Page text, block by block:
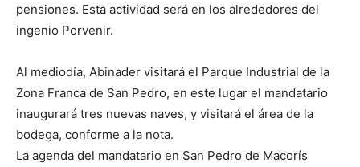
pensiones. Esta actividad será en los alrededores del
ingenio Porvenir.
Al mediodía, Abinader visitará el Parque Industrial de la
Zona Franca de San Pedro, en este lugar el mandatario
inaugurará tres nuevas naves, y visitará el área de la
bodega, conforme a la nota.
La agenda del mandatario en San Pedro de Macorís